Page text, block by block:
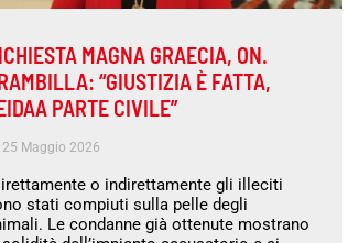
MAGNA GRAECIA, ON.
“GIUSTIZIA È FATTA,
PARTE CIVILE”
25 Maggio 2026
o indirettamente gli illeciti
stati compiuti sulla pelle degli
Le condanne già ottenute mostrano